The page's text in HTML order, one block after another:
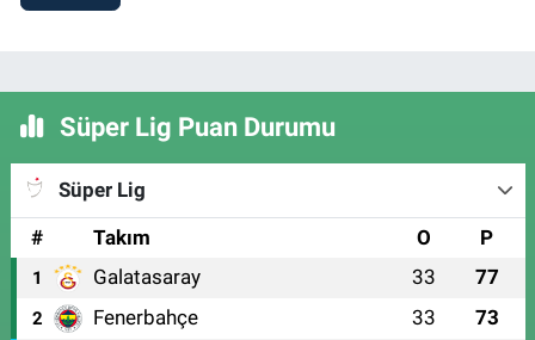
Süper Lig Puan Durumu
Süper Lig
#
Takım O P
1 Galatasaray 33 77
2 Fenerbahçe 33 73